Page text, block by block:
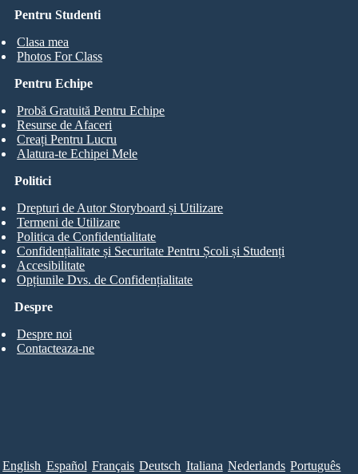
Pentru Studenti
Clasa mea
Photos For Class
Pentru Echipe
Probă Gratuită Pentru Echipe
Resurse de Afaceri
Creați Pentru Lucru
Alatura-te Echipei Mele
Despre
Despre noi
Contacteaza-ne
Politici
Drepturi de Autor Storyboard și Utilizare
Termeni de Utilizare
Politica de Confidentialitate
Confidențialitate și Securitate Pentru Școli și Studenți
Accesibilitate
Opțiunile Dvs. de Confidențialitate
English Español Français Deutsch Italiana Nederlands Português